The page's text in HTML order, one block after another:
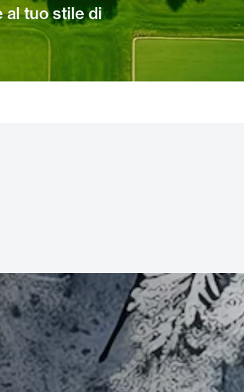
al tuo stile di